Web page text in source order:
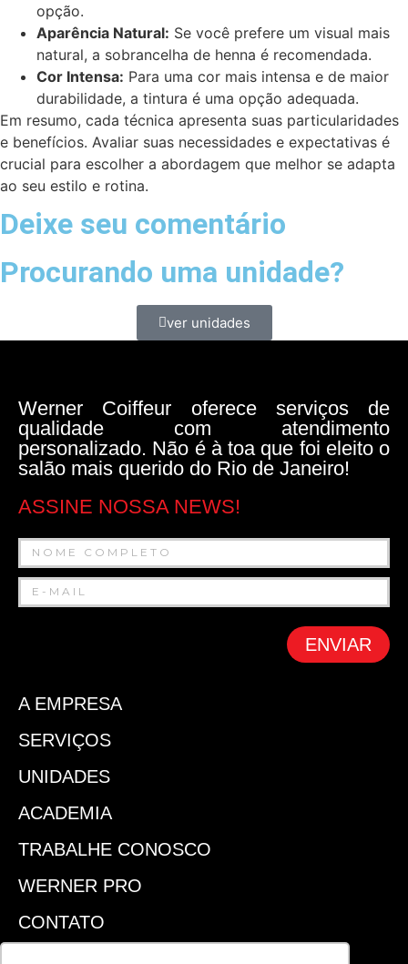
opção.
Aparência Natural: Se você prefere um visual mais
natural, a sobrancelha de henna é recomendada.
Cor Intensa: Para uma cor mais intensa e de maior
durabilidade, a tintura é uma opção adequada.
Em resumo, cada técnica apresenta suas particularidades
e benefícios. Avaliar suas necessidades e expectativas é
crucial para escolher a abordagem que melhor se adapta
ao seu estilo e rotina.
Deixe seu comentário
Procurando uma unidade?
ver unidades
Werner Coiffeur oferece serviços de
qualidade com atendimento
personalizado. Não é à toa que foi eleito o
salão mais querido do Rio de Janeiro!
ASSINE NOSSA NEWS!
ENVIAR
A EMPRESA
SERVIÇOS
UNIDADES
ACADEMIA
TRABALHE CONOSCO
WERNER PRO
CONTATO